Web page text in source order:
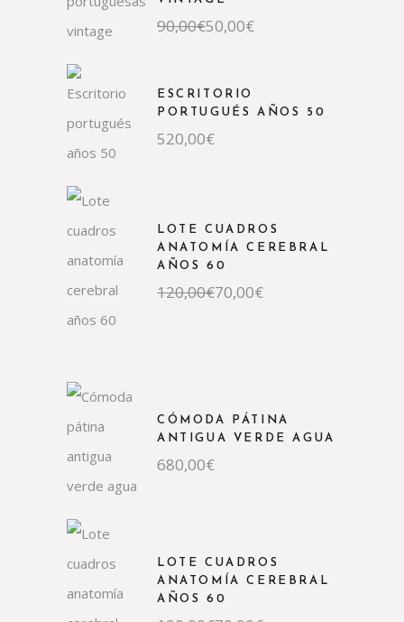
90,00€
El
precio
90,00€.
50,00€
El
precio
50,00€.
ESCRITORIO
PORTUGUÉS AÑOS 50
520,00€
LOTE CUADROS
ANATOMÍA CEREBRAL
AÑOS 60
120,00€
El
precio
70,00€
El
precio
CÓMODA PÁTINA
ANTIGUA VERDE AGUA
680,00€
LOTE CUADROS
ANATOMÍA CEREBRAL
AÑOS 60